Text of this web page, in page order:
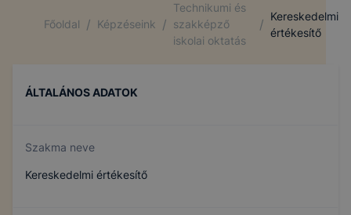
Főoldal / Képzéseink /
Technikumi és
szakképző
iskolai oktatás
/
Kereskedelmi
értékesítő
ÁLTALÁNOS ADATOK
Szakma neve
Kereskedelmi értékesítő